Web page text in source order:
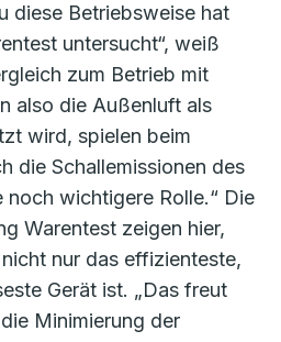
diese Betriebsweise hat
untersucht“, weiß
zum Betrieb mit
also die Außenluft als
wird, spielen beim
die Schallemissionen des
noch wichtigere Rolle.“ Die
Warentest zeigen hier,
nur das effizienteste,
Gerät ist. „Das freut
Minimierung der